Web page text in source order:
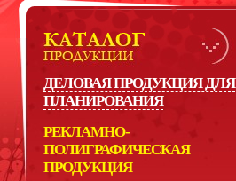
ДЕЛОВАЯ ПРОДУКЦИЯ ДЛЯ
ПЛАНИРОВАНИЯ
РЕКЛАМНО-
ПОЛИГРАФИЧЕСКАЯ
ПРОДУКЦИЯ